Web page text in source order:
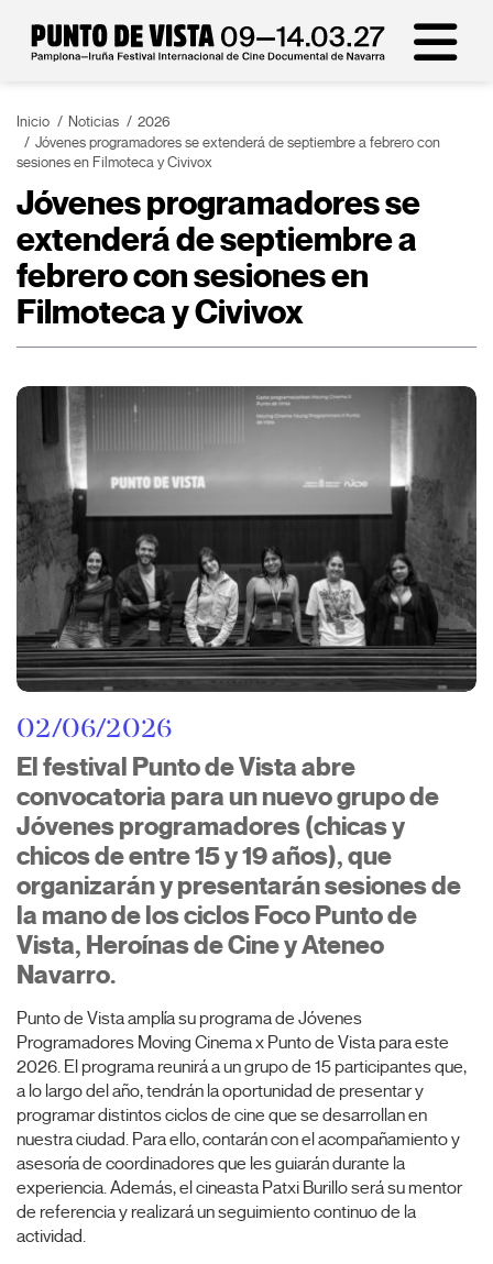
Inicio Noticias
2026
Jóvenes programadores se extenderá de septiembre a febrero con
sesiones en Filmoteca y Civivox
Jóvenes programadores se
extenderá de septiembre a
febrero con sesiones en
Filmoteca y Civivox
02/06/2026
El festival Punto de Vista abre
convocatoria para un nuevo grupo de
Jóvenes programadores (chicas y
chicos de entre 15 y 19 años), que
organizarán y presentarán sesiones de
la mano de los ciclos Foco Punto de
Vista, Heroínas de Cine y Ateneo
Navarro.
Punto de Vista amplía su programa de Jóvenes
Programadores Moving Cinema x Punto de Vista para este
2026. El programa reunirá a un grupo de 15 participantes que,
a lo largo del año, tendrán la oportunidad de presentar y
programar distintos ciclos de cine que se desarrollan en
nuestra ciudad. Para ello, contarán con el acompañamiento y
asesoría de coordinadores que les guiarán durante la
experiencia. Además, el cineasta Patxi Burillo será su mentor
de referencia y realizará un seguimiento continuo de la
actividad.